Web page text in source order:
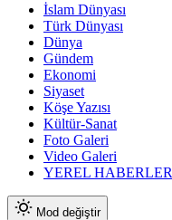
İslam Dünyası
Türk Dünyası
Dünya
Gündem
Ekonomi
Siyaset
Köşe Yazısı
Kültür-Sanat
Foto Galeri
Video Galeri
YEREL HABERLER
Mod değiştir